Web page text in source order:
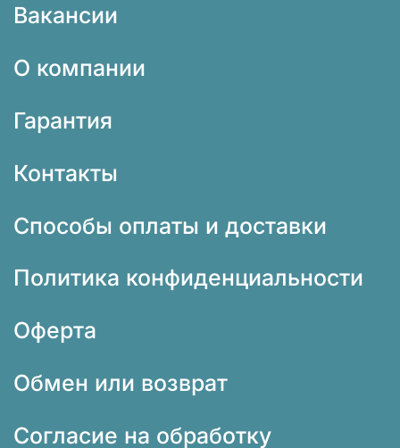
Вакансии
О компании
Гарантия
Контакты
Способы оплаты и доставки
Политика конфиденциальности
Оферта
Обмен или возврат
Согласие на обработку